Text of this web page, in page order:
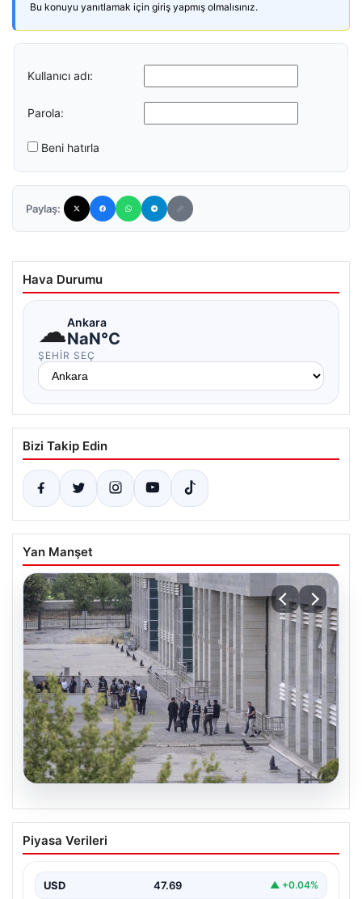
Bu konuyu yanıtlamak için giriş yapmış olmalısınız.
Kullanıcı adı:
Parola:
Beni hatırla
Paylaş:
Hava Durumu
☁Ankara
NaN°C
ŞEHIR SEÇ
Bizi Takip Edin
Yan Manşet
Etimesgut Belediyesi’nde Soruşturma
Derinleşiyor: Başkan Yardımcısı Mutlu
Çıktı
Piyasa Verileri
USD 47.69 ▲ +0.04%